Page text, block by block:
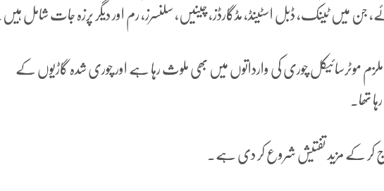
جن میں ٹینک، ڈبل اسٹینڈ، مڈگارڈز، چینیں، سلنسرز، رم اور دیگر پرزہ جات شامل ہیں۔
موٹرسائیکل چوری کی وارداتوں میں بھی ملوث رہا ہے اور چوری شدہ گاڑیوں کے
تھا۔
کے مزید تفتیش شروع کر دی ہے۔